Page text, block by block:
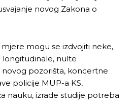
novog Zakona o
mogu se izdvojiti neke,
nulte
novog pozorišta, koncertne
policije MUP-a KS,
nauku, izrade studije potreba